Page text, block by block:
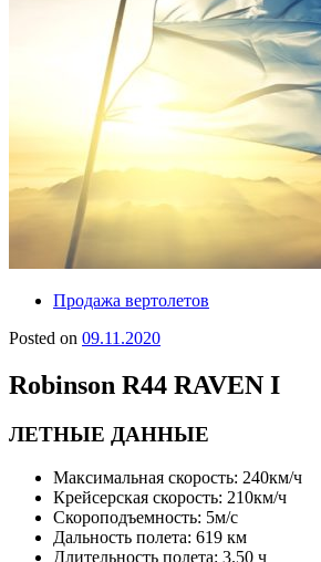
Продажа вертолетов
Posted on 09.11.2020
Robinson R44 RAVEN I
ЛЕТНЫЕ ДАННЫЕ
Максимальная скорость: 240км/ч
Крейсерская скорость: 210км/ч
Скороподъемность: 5м/с
Дальность полета: 619 км
Длительность полета: 3.50 ч